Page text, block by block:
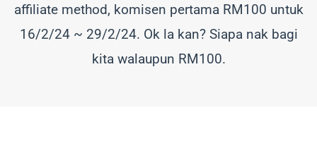
affiliate method, komisen pertama RM100 untuk
16/2/24 ~ 29/2/24. Ok la kan? Siapa nak bagi
kita walaupun RM100.